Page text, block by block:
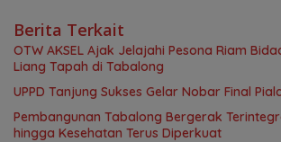
Berita Terkait
OTW AKSEL Ajak Jelajahi Pesona Riam
Liang Tapah di Tabalong
UPPD Tanjung Sukses Gelar Nobar Final
Pembangunan Tabalong Bergerak
hingga Kesehatan Terus Diperkuat